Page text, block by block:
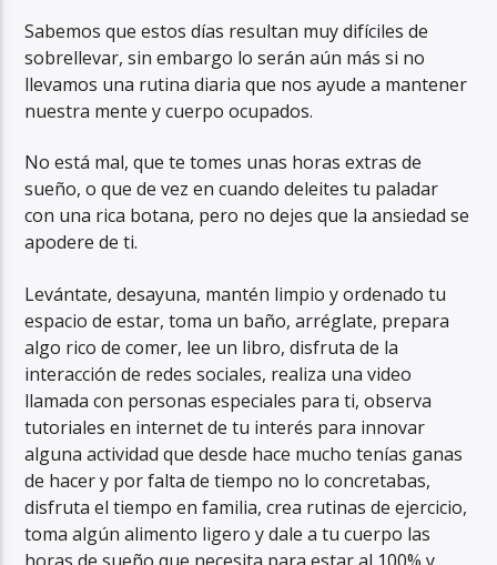
Sabemos que estos días resultan muy difíciles de
sobrellevar, sin embargo lo serán aún más si no
llevamos una rutina diaria que nos ayude a mantener
nuestra mente y cuerpo ocupados.
No está mal, que te tomes unas horas extras de
sueño, o que de vez en cuando deleites tu paladar
con una rica botana, pero no dejes que la ansiedad se
apodere de ti.
Levántate, desayuna, mantén limpio y ordenado tu
espacio de estar, toma un baño, arréglate, prepara
algo rico de comer, lee un libro, disfruta de la
interacción de redes sociales, realiza una video
llamada con personas especiales para ti, observa
tutoriales en internet de tu interés para innovar
alguna actividad que desde hace mucho tenías ganas
de hacer y por falta de tiempo no lo concretabas,
disfruta el tiempo en familia, crea rutinas de ejercicio,
toma algún alimento ligero y dale a tu cuerpo las